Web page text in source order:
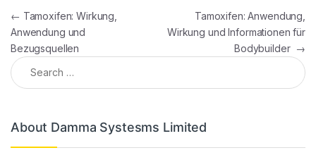
Post navigation
← Tamoxifen: Wirkung,
Anwendung und
Bezugsquellen
Tamoxifen: Anwendung,
Wirkung und Informationen für
Bodybuilder →
Search for:
About Damma Systesms Limited